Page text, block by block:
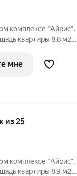
комплексе "Айрис".
квартиры 8.8 м2,
1
мне
из 25
комплексе "Айрис".
квартиры 8.9 м2,